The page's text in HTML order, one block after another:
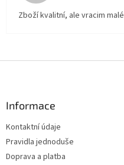
Zboží kvalitní, ale vracim
Informace
Kontaktní údaje
Pravidla jednoduše
Doprava a platba